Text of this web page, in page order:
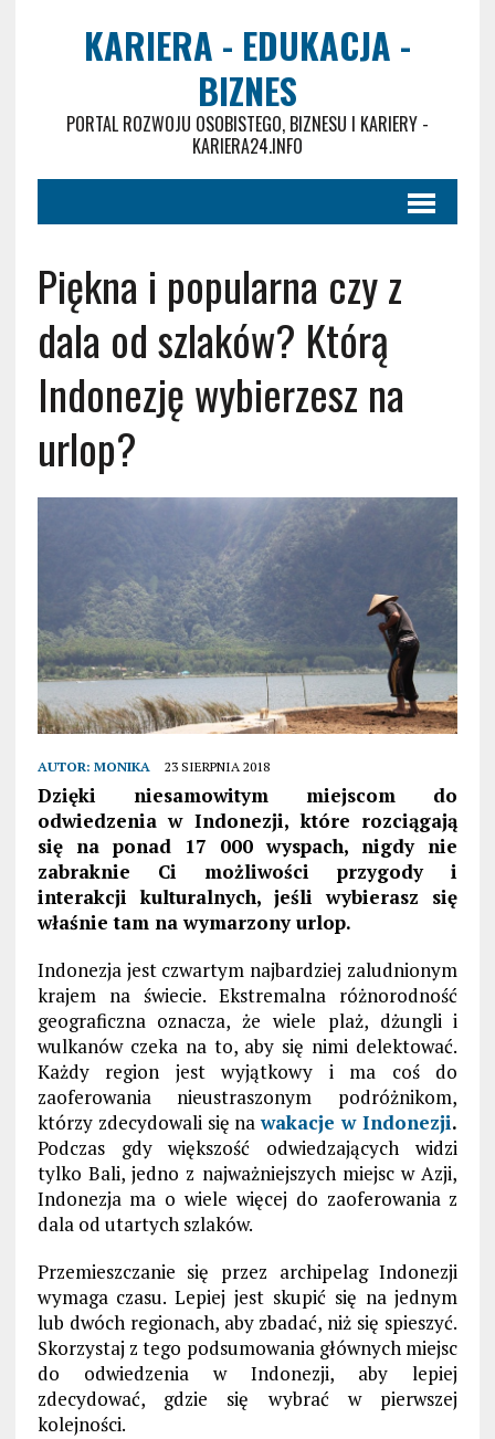
KARIERA - EDUKACJA -
BIZNES
PORTAL ROZWOJU OSOBISTEGO, BIZNESU I KARIERY -
KARIERA24.INFO
Piękna i popularna czy z
dala od szlaków? Którą
Indonezję wybierzesz na
urlop?
AUTOR: MONIKA 23 SIERPNIA 2018
Dzięki niesamowitym miejscom do
odwiedzenia w Indonezji, które rozciągają
się na ponad 17 000 wyspach, nigdy nie
zabraknie Ci możliwości przygody i
interakcji kulturalnych, jeśli wybierasz się
właśnie tam na wymarzony urlop.
Indonezja jest czwartym najbardziej zaludnionym
krajem na świecie. Ekstremalna różnorodność
geograficzna oznacza, że wiele plaż, dżungli i
wulkanów czeka na to, aby się nimi delektować.
Każdy region jest wyjątkowy i ma coś do
zaoferowania nieustraszonym podróżnikom,
którzy zdecydowali się nawakacje w Indonezji.
Podczas gdy większość odwiedzających widzi
tylko Bali, jedno z najważniejszych miejsc w Azji,
Indonezja ma o wiele więcej do zaoferowania z
dala od utartych szlaków.
Przemieszczanie się przez archipelag Indonezji
wymaga czasu. Lepiej jest skupić się na jednym
lub dwóch regionach, aby zbadać, niż się spieszyć.
Skorzystaj z tego podsumowania głównych miejsc
do odwiedzenia w Indonezji, aby lepiej
zdecydować, gdzie się wybrać w pierwszej
kolejności.